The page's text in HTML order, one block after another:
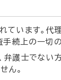
います。代
手続上の一切
護士でない
ん。